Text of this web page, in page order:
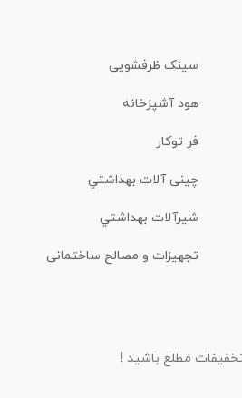
سینک ظرفشویی
هود آشپزخانه
فر توکار
چینی آلات بهداشتي
شیرآلات بهداشتي
تجهیزات و مصالح ساختمانی
تخفیفات مطلع باشید !